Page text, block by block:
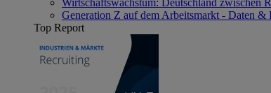
Generation Z auf dem Arbeitsmarkt - Daten &
Top Report